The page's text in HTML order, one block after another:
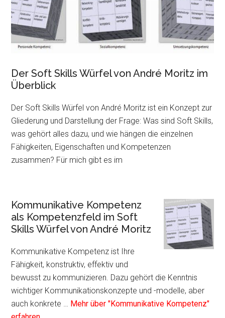
Der Soft Skills Würfel von André Moritz im
Überblick
Der Soft Skills Würfel von André Moritz ist ein Konzept zur
Gliederung und Darstellung der Frage: Was sind Soft Skills,
was gehört alles dazu, und wie hängen die einzelnen
Fähigkeiten, Eigenschaften und Kompetenzen
zusammen? Für mich gibt es im
Kommunikative Kompetenz
als Kompetenzfeld im Soft
Skills Würfel von André Moritz
Kommunikative Kompetenz ist Ihre
Fähigkeit, konstruktiv, effektiv und
bewusst zu kommunizieren. Dazu gehört die Kenntnis
wichtiger Kommunikationskonzepte und -modelle, aber
auch konkrete … Mehr über "Kommunikative Kompetenz"